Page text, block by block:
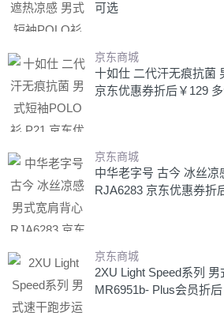
可选
京东商城
十如仕 二代汗无痕抗菌
京东优惠券折后￥129
京东商城
中华老字号 古今 冰丝凉
RJA6283 京东优惠券折
京东商城
2XU Light Speed系列
MR6951b- Plus会员折